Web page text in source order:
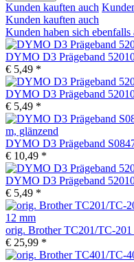
Kunden kauften auch
Kunden kauften auch
Kunden haben sich ebenfalls
DYMO D3 Prägeband
€ 5,49 *
DYMO D3 Prägeband
€ 5,49 *
DYMO D3 Prägeband
€ 10,49 *
DYMO D3 Prägeband
€ 5,49 *
orig. Brother TC201/TC-201
€ 25,99 *